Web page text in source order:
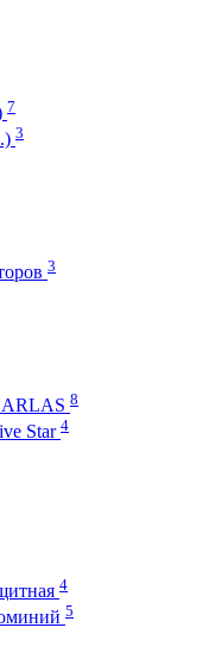
7
3
3
8
Star 4
4
5